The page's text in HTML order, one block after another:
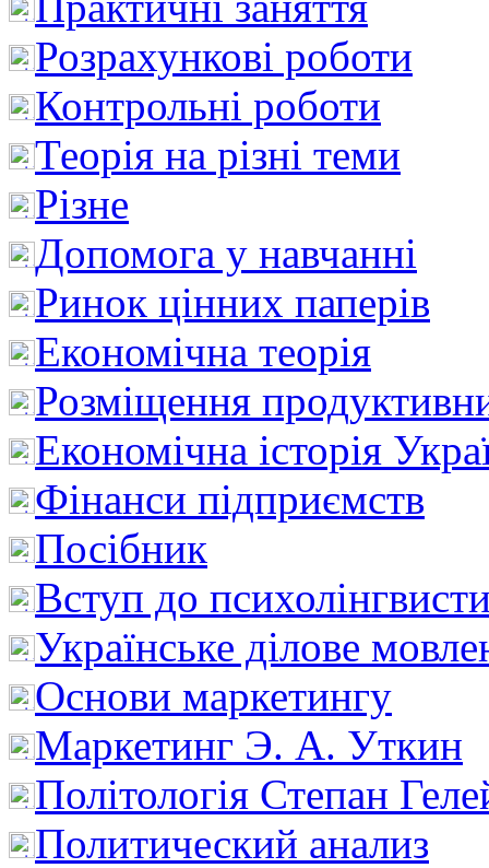
Розрахункові роботи
Контрольні роботи
Теорія на різні теми
Різне
Допомога у навчанні
Ринок цінних паперів
Економічна теорія
Розміщення
Економічна історія
Фінанси підприємств
Посібник
Вступ до
Українське ділове
Основи маркетингу
Маркетинг Э. А. Уткин
Політологія Степан
Политический анализ